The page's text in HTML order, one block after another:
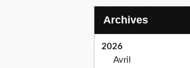
Archives
2026
Avril